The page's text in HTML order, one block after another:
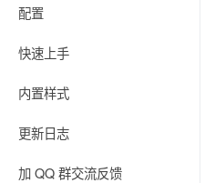
配置
快速上手
内置样式
更新日志
加 QQ 群交流反馈